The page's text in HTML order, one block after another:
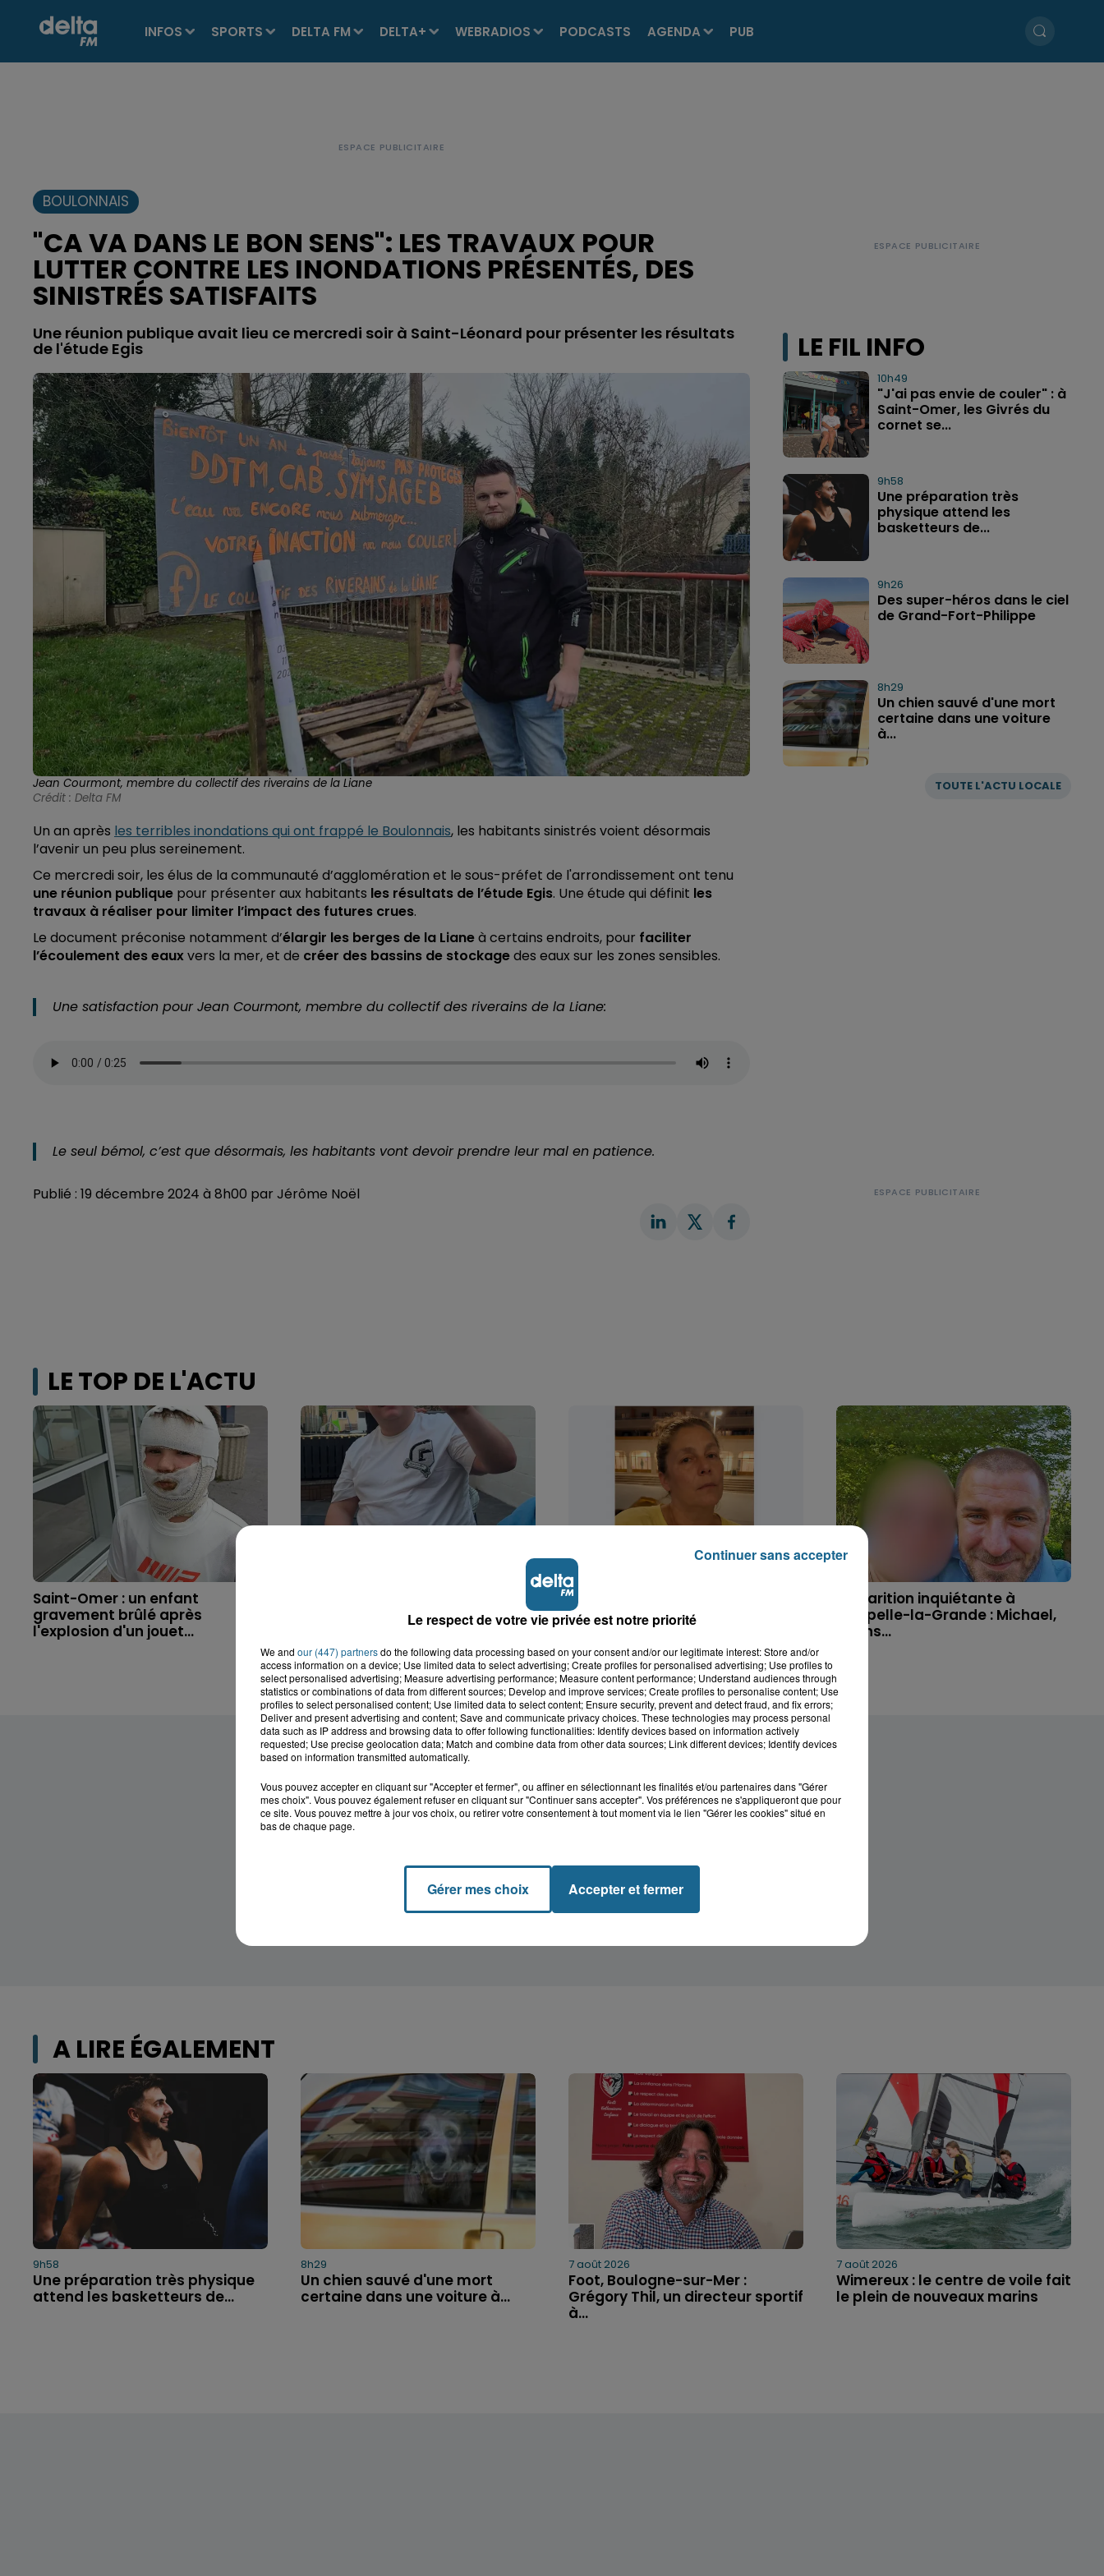
INFOS SPORTS DELTA FM DELTA+ WEBRADIOS PODCASTS AGENDA PUB
BOULONNAIS
"CA VA DANS LE BON SENS": LES TRAVAUX POUR
LUTTER CONTRE LES INONDATIONS PRÉSENTÉS, DES
SINISTRÉS SATISFAITS
Une réunion publique avait lieu ce mercredi soir à Saint-Léonard pour présenter les résultats
de l'étude Egis
Jean Courmont, membre du collectif des riverains de la Liane
Crédit : Delta FM
Un an après les terribles inondations qui ont frappé le Boulonnais, les habitants sinistrés voient désormais
l’avenir un peu plus sereinement.
Ce mercredi soir, les élus de la communauté d’agglomération et le sous-préfet de l'arrondissement ont tenu
une réunion publique pour présenter aux habitants les résultats de l’étude Egis. Une étude qui définit les
travaux à réaliser pour limiter l’impact des futures crues.
Le document préconise notamment d’élargir les berges de la Lianeà certains endroits, pour faciliter
l’écoulement des eauxvers la mer, et de créer des bassins de stockagedes eaux sur les zones sensibles.
Une satisfaction pour Jean Courmont, membre du collectif des riverains de la Liane:
Le seul bémol, c’est que désormais, les habitants vont devoir prendre leur mal en patience.
Publié : 19 décembre 2024 à 8h00 par Jérôme Noël
LE FIL INFO
TOUTE L'ACTU LOCALE
10h49
"J'ai pas envie de couler" : à
Saint-Omer, les Givrés du
cornet se...
9h58
Une préparation très
physique attend les
basketteurs de...
9h26
Des super-héros dans le ciel
de Grand-Fort-Philippe
8h29
Un chien sauvé d'une mort
certaine dans une voiture
à...
LE TOP DE L'ACTU
Saint-Omer : un enfant
gravement brûlé après
l'explosion d'un jouet...
accident, Lucas s'en est allé
Valérie, 46 ans, portée disparue
depuis mardi à Dunkerque, sa...
Disparition inquiétante à
Cappelle-la-Grande : Michael,
41 ans...
A LIRE ÉGALEMENT
9h58
Une préparation très physique
attend les basketteurs de...
8h29
Un chien sauvé d'une mort
certaine dans une voiture à...
7 août 2026
Foot, Boulogne-sur-Mer :
Grégory Thil, un directeur sportif
à...
7 août 2026
Wimereux : le centre de voile fait
le plein de nouveaux marins
Le respect de votre vie privée est notre priorité
We and our (447) partnersdo the following data processing based on your consent and/or our legitimate interest: Store and/or
access information on a device; Use limited data to select advertising; Create profiles for personalised advertising; Use profiles to
select personalised advertising; Measure advertising performance; Measure content performance; Understand audiences through
statistics or combinations of data from different sources; Develop and improve services; Create profiles to personalise content; Use
profiles to select personalised content; Use limited data to select content; Ensure security, prevent and detect fraud, and fix errors;
Deliver and present advertising and content; Save and communicate privacy choices. These technologies may process personal
data such as IP address and browsing data to offer following functionalities: Identify devices based on information actively
requested; Use precise geolocation data; Match and combine data from other data sources; Link different devices; Identify devices
based on information transmitted automatically.
Vous pouvez accepter en cliquant sur "Accepter et fermer", ou affiner en sélectionnant les finalités et/ou partenaires dans "Gérer
mes choix". Vous pouvez également refuser en cliquant sur "Continuer sans accepter". Vos préférences ne s'appliqueront que pour
ce site. Vous pouvez mettre à jour vos choix, ou retirer votre consentement à tout moment via le lien "Gérer les cookies" situé en
bas de chaque page.
Gérer mes choix Accepter et fermer
Continuer sans accepter